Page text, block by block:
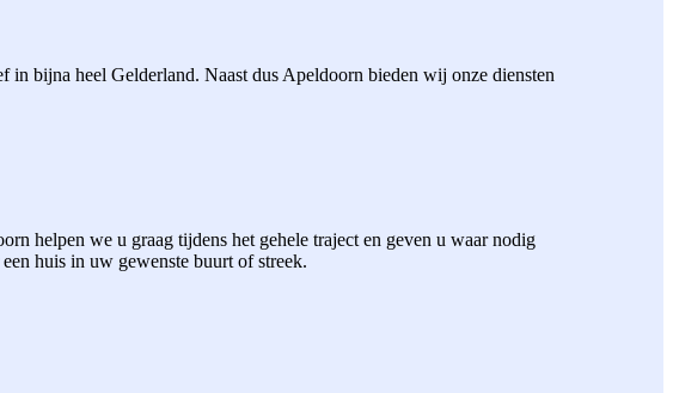
bijna heel Gelderland. Naast dus Apeldoorn bieden wij onze diensten
helpen we u graag tijdens het gehele traject en geven u waar nodig
huis in uw gewenste buurt of streek.